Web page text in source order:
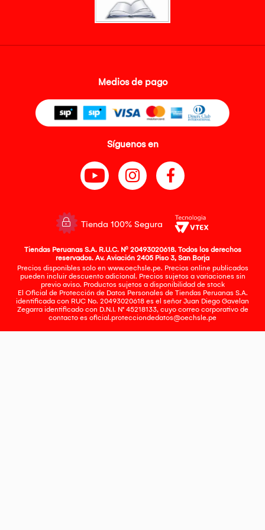
Medios de pago
Síguenos en
Tienda 100% Segura
Tiendas Peruanas S.A. R.U.C. Nº 20493020618. Todos los derechos
reservados. Av. Aviación 2405 Piso 3, San Borja
Precios disponibles solo en www.oechsle.pe. Precios online publicados
pueden incluir descuento adicional. Precios sujetos a variaciones sin
previo aviso. Productos sujetos a disponibilidad de stock
El Oficial de Protección de Datos Personales de Tiendas Peruanas S.A.
identificada con RUC No. 20493020618 es el señor Juan Diego Gavelan
Zegarra identificado con D.N.I. N° 45218133, cuyo correo corporativo de
contacto es oficial.protecciondedatos@oechsle.pe